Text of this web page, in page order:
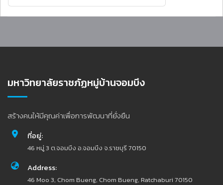
มหาวิทยาลัยราชภัฏหมู่บ้านจอมบึง
สร้างคนให้มีคุณค่าเพื่อการพัฒนาที่ยั่งยืน
ที่อยู่:
46 หมู่ 3 ต.จอมบึง อ.จอมบึง จ.ราชบุรี 70150
Address:
46 Moo 3, Chom Bueng, Chom Bueng, Ratchaburi 70150